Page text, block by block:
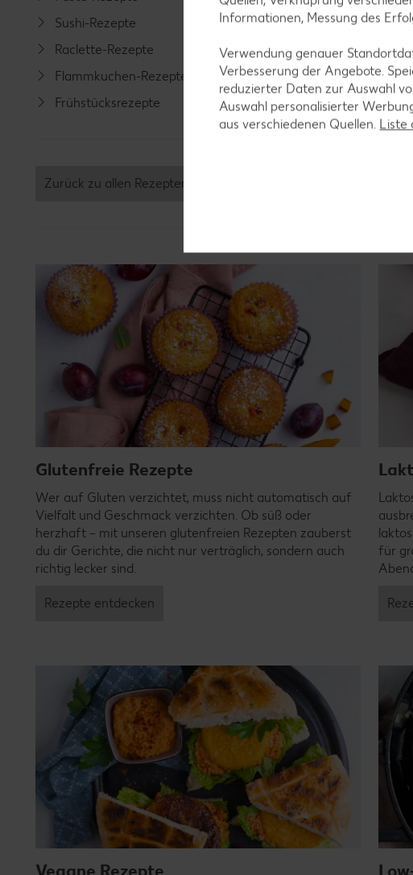
Sushi-Rezepte
Raclette-Rezepte
Flammkuchen-Rezepte
Frühstücksrezepte
Fisch-Rezepte
Geflügel-Rezepte
Lamm-Rezepte
Grill-Rezepte
Zurück zu allen Rezepten
Glutenfreie Rezepte
Wer auf Gluten verzichtet, muss nicht automatisch auf
Vielfalt und Geschmack verzichten. Ob süß oder
herzhaft – mit unseren glutenfreien Rezepten zauberst
du dir Gerichte, die nicht nur verträglich, sondern auch
richtig lecker sind.
Rezepte entdecken
für
Vegane Rezepte
Informationen, Messung des
Verwendung genauer
Verbesserung der Angebote.
reduzierter Daten zur Auswahl
Auswahl personalisierter
aus verschiedenen Quellen. Liste